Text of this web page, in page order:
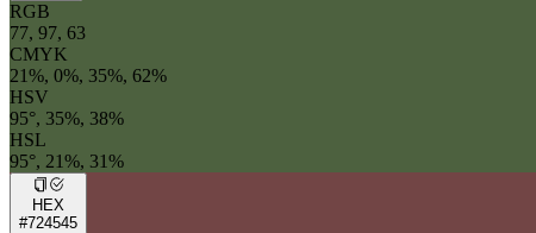
RGB
77, 97, 63
CMYK
21%, 0%, 35%, 62%
HSV
95°, 35%, 38%
HSL
95°, 21%, 31%
HEX
#724545